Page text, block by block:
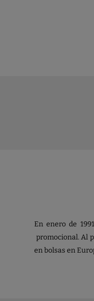
En enero de
promocional. Al
en bolsas en